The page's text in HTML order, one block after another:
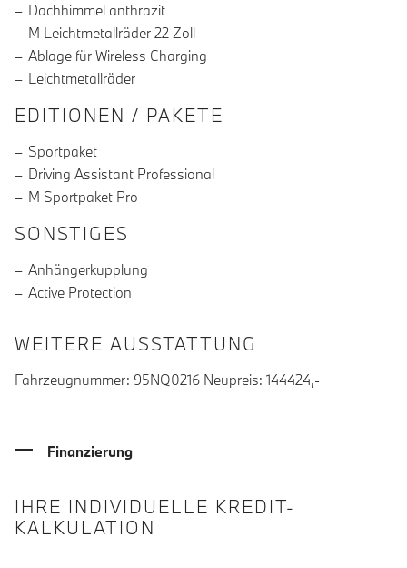
Dachhimmel anthrazit
M Leichtmetallräder 22 Zoll
Ablage für Wireless Charging
Leichtmetallräder
EDITIONEN / PAKETE
Sportpaket
Driving Assistant Professional
M Sportpaket Pro
SONSTIGES
Anhängerkupplung
Active Protection
WEITERE AUSSTATTUNG
Fahrzeugnummer: 95NQ0216 Neupreis: 144424,-
Finanzierung
IHRE INDIVIDUELLE KREDIT-
KALKULATION